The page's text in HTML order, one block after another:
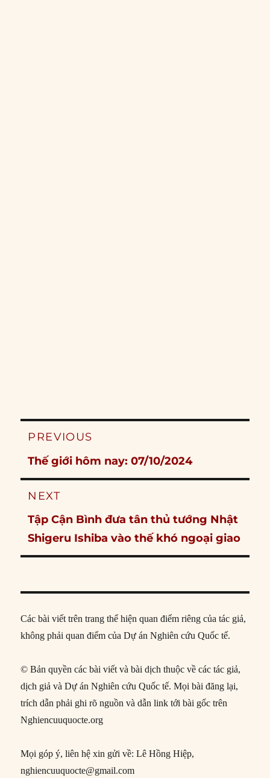
Post
PREVIOUS
Previous
post:
Thế giới hôm nay: 07/10/2024
NEXT
Next
post:
Tập Cận Bình đưa tân thủ tướng Nhật
Shigeru Ishiba vào thế khó ngoại giao
Các bài viết trên trang thể hiện quan điểm riêng của tác giả,
không phải quan điểm của Dự án Nghiên cứu Quốc tế.
© Bản quyền các bài viết và bài dịch thuộc về các tác giả,
dịch giả và Dự án Nghiên cứu Quốc tế. Mọi bài đăng lại,
trích dẫn phải ghi rõ nguồn và dẫn link tới bài gốc trên
Nghiencuuquocte.org
Mọi góp ý, liên hệ xin gửi về: Lê Hồng Hiệp,
nghiencuuquocte@gmail.com